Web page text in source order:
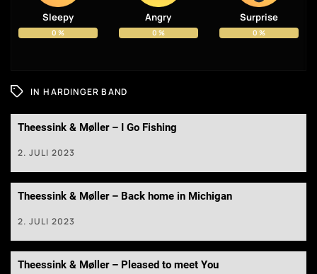
Sleepy
0 %
Angry
0 %
Surprise
0 %
IN HARDINGER BAND
Theessink & Møller – I Go Fishing
2. JULI 2023
Theessink & Møller – Back home in Michigan
2. JULI 2023
Theessink & Møller – Pleased to meet You